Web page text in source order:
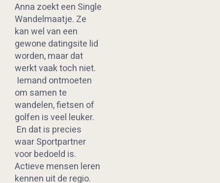
Anna zoekt een Single
Wandelmaatje. Ze
kan wel van een
gewone datingsite lid
worden, maar dat
werkt vaak toch niet.
Iemand ontmoeten
om samen te
wandelen, fietsen of
golfen is veel leuker.
En dat is precies
waar Sportpartner
voor bedoeld is.
Actieve mensen leren
kennen uit de regio.